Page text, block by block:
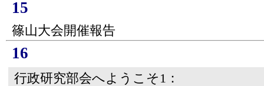
15
篠山大会開催報告
16
行政研究部会へようこそ1：